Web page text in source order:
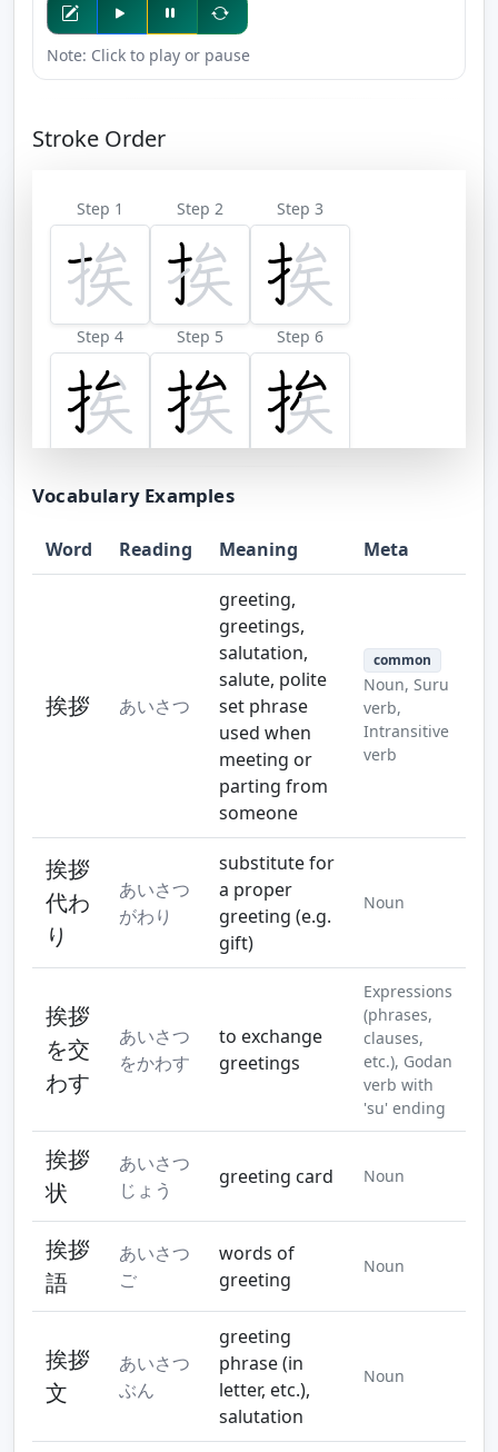
Note: Click to play or pause
Stroke Order
Step 1 Step 2 Step 3
Step 4 Step 5 Step 6
Vocabulary Examples
Word Reading Meaning Meta
挨拶 あいさつ
greeting,
greetings,
salutation,
salute, polite
set phrase
used when
meeting or
parting from
someone
common
Noun, Suru
verb,
Intransitive
verb
挨拶
代わ
り
あいさつ
がわり
substitute for
a proper
greeting (e.g.
gift)
Noun
挨拶
を交
わす
あいさつ
をかわす
to exchange
greetings
Expressions
(phrases,
clauses,
etc.), Godan
verb with
'su' ending
挨拶
状
あいさつ
じょう
greeting card Noun
挨拶
語
あいさつ
ご
words of
greeting
Noun
挨拶
文
あいさつ
ぶん
greeting
phrase (in
letter, etc.),
salutation
Noun